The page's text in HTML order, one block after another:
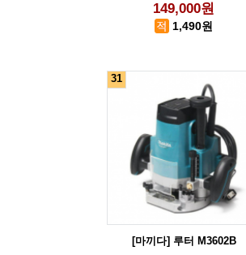
149,000원
1,490원
31
[마끼다] 루터 M3602B